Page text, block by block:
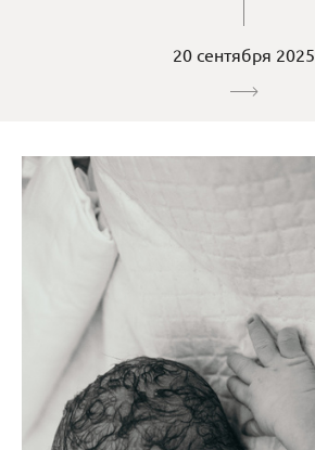
20 сентября 2025